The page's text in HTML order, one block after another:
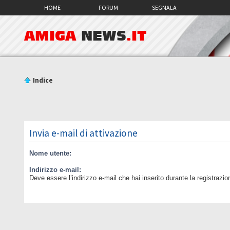
HOME FORUM SEGNALA
AMIGA NEWS.IT
Indice
Invia e-mail di attivazione
Nome utente:
Indirizzo e-mail:
Deve essere l’indirizzo e-mail che hai inserito durante la